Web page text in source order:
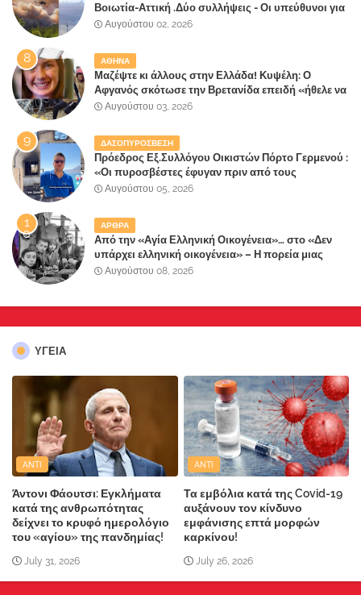
Βοιωτία-Αττική .Δύο συλλήψεις - Οι υπεύθυνοι για
την λάθος διαχείριση της κατάσβεσης θα
Αυγούστου 02, 2026
ΑΘΗΝΑ
Μαζέψτε κι άλλους στην Ελλάδα! Κυψέλη: Ο
Αφγανός σκότωσε την Βρετανίδα επειδή «ήθελε να
κάνει τη σύντροφό του χριστιανή»
Αυγούστου 03, 2026
ΔΑΣΟΠΥΡΟΣΒΕΣΗ
Πρόεδρος Εξ.Συλλόγου Οικιστών Πόρτο Γερμενού :
«Οι πυροσβέστες έφυγαν πριν από τους
κατοίκους»
Αυγούστου 05, 2026
ΑΡΘΡΑ
Από την «Αγία Ελληνική Οικογένεια»… στο «Δεν
υπάρχει ελληνική οικογένεια» – Η πορεία μιας
κοινωνίας που κινδυνεύει να ξεχάσει ποια είναι
Αυγούστου 08, 2026
ΥΓΕΙΑ
ANTI
Άντονι Φάουτσι: Εγκλήματα
κατά της ανθρωπότητας
δείχνει το κρυφό ημερολόγιο
του «αγίου» της πανδημίας!
July 31, 2026
ANTI
Τα εμβόλια κατά της Covid-19
αυξάνουν τον κίνδυνο
εμφάνισης επτά μορφών
καρκίνου!
July 26, 2026